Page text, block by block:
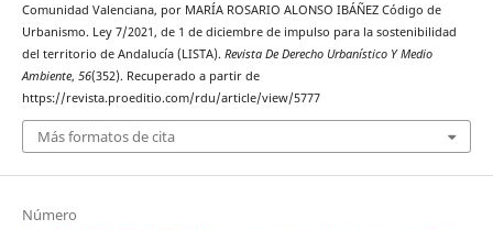
Comunidad Valenciana, por MARÍA ROSARIO ALONSO IBÁÑEZ Código de
Urbanismo. Ley 7/2021, de 1 de diciembre de impulso para la sostenibilidad
del territorio de Andalucía (LISTA). Revista De Derecho Urbanístico Y Medio
Ambiente, 56(352). Recuperado a partir de
https://revista.proeditio.com/rdu/article/view/5777
Más formatos de cita
Número